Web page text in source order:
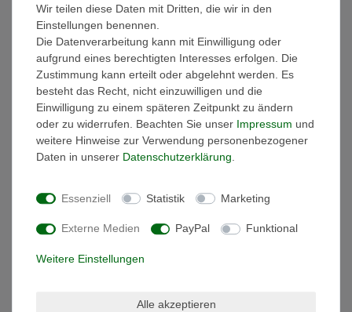
Schulrucksack TJM College Tech
Back Pack 25L Grau AM0AM06770-
BDS
48,95 € *
In den Warenkorb
*inkl. ges. MwSt.zzgl. Versandkosten
1 - 2 Werktage
Wir teilen diese Daten mit Dritten, die wir in den
Einstellungen benennen.
Die Datenverarbeitung kann mit Einwilligung oder
aufgrund eines berechtigten Interesses erfolgen. Die
Zustimmung kann erteilt oder abgelehnt werden. Es
besteht das Recht, nicht einzuwilligen und die
Einwilligung zu einem späteren Zeitpunkt zu ändern
oder zu widerrufen. Beachten Sie unser Impressum und
weitere Hinweise zur Verwendung personenbezogener
Daten in unserer Daten­schutz­erklärung.
Essenziell Statistik Marketing
Externe Medien PayPal Funktional
Weitere Einstellungen
Alle akzeptieren